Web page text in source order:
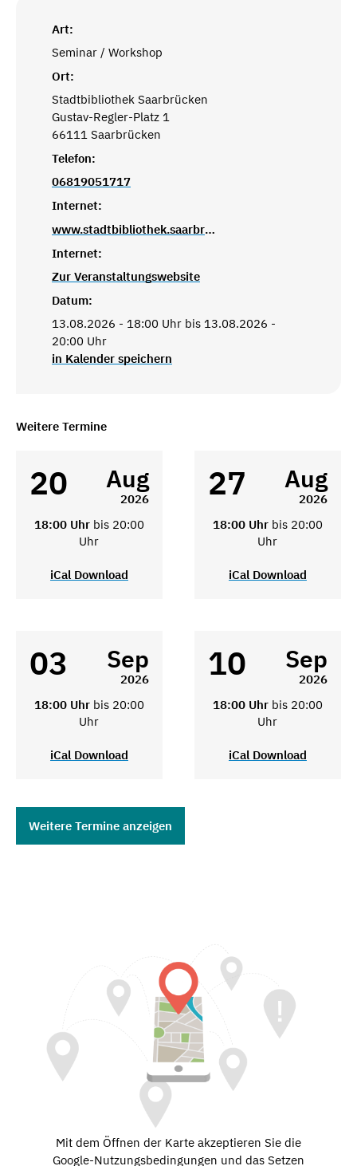
Art:
Seminar / Workshop
Ort:
Stadtbibliothek Saarbrücken
Gustav-Regler-Platz 1
66111 Saarbrücken
Telefon:
06819051717
Internet:
www.stadtbibliothek.saarbruecken.de
Internet:
Zur Veranstaltungswebsite
Datum:
13.08.2026 - 18:00 Uhr bis 13.08.2026 -
20:00 Uhr
in Kalender speichern
Weitere Termine
20 Aug
2026
18:00 Uhr bis 20:00
Uhr
iCal Download
27 Aug
2026
18:00 Uhr bis 20:00
Uhr
iCal Download
03 Sep
2026
18:00 Uhr bis 20:00
Uhr
iCal Download
10 Sep
2026
18:00 Uhr bis 20:00
Uhr
iCal Download
Weitere Termine anzeigen
Mit dem Öffnen der Karte akzeptieren Sie die
Google-Nutzungsbedingungen und das Setzen